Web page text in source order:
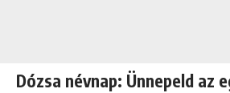
Dózsa névnap: Ünnepeld az